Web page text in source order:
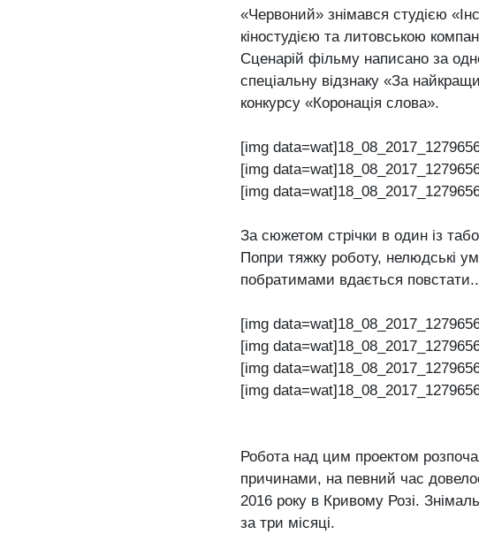
«Червоний» знімався студією
кіностудією та литовською
Сценарій фільму написано за
спеціальну відзнаку «За
конкурсу «Коронація слова».
[img
[img
[img
За сюжетом стрічки в один із
Попри тяжку роботу, нелюдські
побратимами вдається
[img
[img
[img
[img
Робота над цим проектом
причинами, на певний час
2016 року в Кривому Розі.
за три місяці.